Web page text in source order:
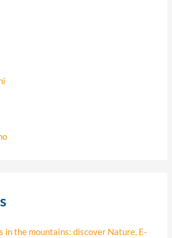
in the mountains: discover Nature, E-